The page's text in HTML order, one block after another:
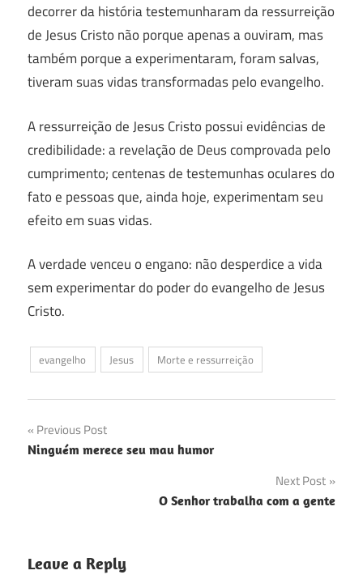
decorrer da história testemunharam da ressurreição
de Jesus Cristo não porque apenas a ouviram, mas
também porque a experimentaram, foram salvas,
tiveram suas vidas transformadas pelo evangelho.
A ressurreição de Jesus Cristo possui evidências de
credibilidade: a revelação de Deus comprovada pelo
cumprimento; centenas de testemunhas oculares do
fato e pessoas que, ainda hoje, experimentam seu
efeito em suas vidas.
A verdade venceu o engano: não desperdice a vida
sem experimentar do poder do evangelho de Jesus
Cristo.
evangelho Jesus Morte e ressurreição
Navegação
de
Previous Post
Ninguém merece seu mau humor
Next Post
O Senhor trabalha com a gente
Leave a Reply